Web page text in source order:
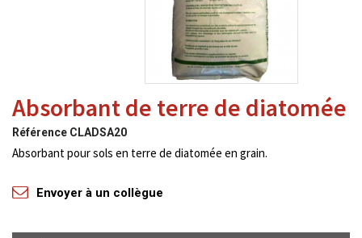
Absorbant de terre de diatomée
Référence CLADSA20
Absorbant pour sols en terre de diatomée en grain.
Envoyer à un collègue